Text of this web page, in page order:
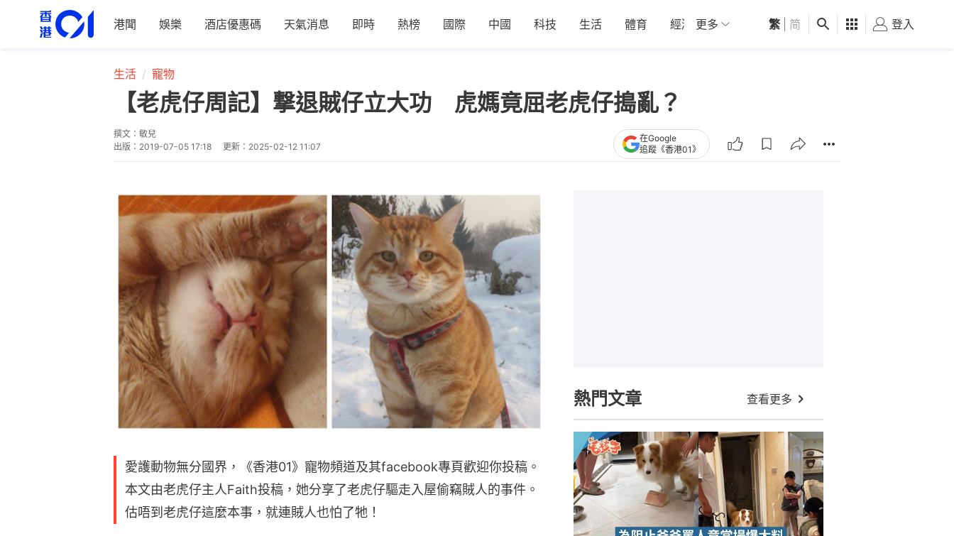
港聞 娛樂 酒店優惠碼 天氣消息 即時 熱榜 國際 中國 科技 生活 體育 經濟 01深圳 觀點 健康 好食玩飛
更多 繁 简 登入
生活 寵物
【老虎仔周記】撃退賊仔立大功 虎媽竟屈老虎仔搗亂？
撰文： 敏兒
出版： 2019-07-05 17:18 更新： 2025-02-12 11:07
在Google
追蹤《香港01》
愛護動物無分國界，《香港01》寵物頻道及其facebook專頁歡迎你投稿。
本文由老虎仔主人Faith投稿，她分享了老虎仔驅走入屋偷竊賊人的事件。
估唔到老虎仔這麼本事，就連賊人也怕了牠！
熱門文章 查看更多